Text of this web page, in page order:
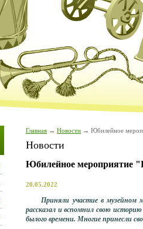
Главная Новости Юбилейное
Новости
Юбилейное
20.05.2022
Приняли участие в музейном
рассказал и вспомнил свою
былого времени. Многие принесли